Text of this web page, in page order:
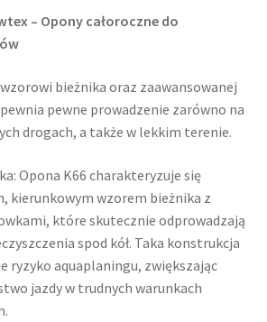
– Opony całoroczne do
bieżnika oraz zaawansowanej
pewne prowadzenie zarówno na
drogach, a także w lekkim terenie.​
Opona K66 charakteryzuje się
kierunkowym wzorem bieżnika z
które skutecznie odprowadzają
spod kół. Taka konstrukcja
ryzyko aquaplaningu, zwiększając
jazdy w trudnych warunkach